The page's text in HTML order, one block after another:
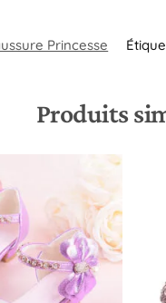
Princesse
Produits